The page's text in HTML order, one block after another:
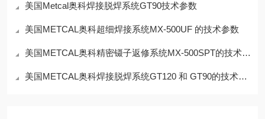
美国Metcal奥科焊接脱焊系统GT90技术参数
美国METCAL奥科超细焊接系统MX-500UF 的技术参数
美国METCAL奥科精密镊子返修系统MX-500SPT的技术参数
美国METCAL奥科焊接脱焊系统GT120 和 GT90的技术参数